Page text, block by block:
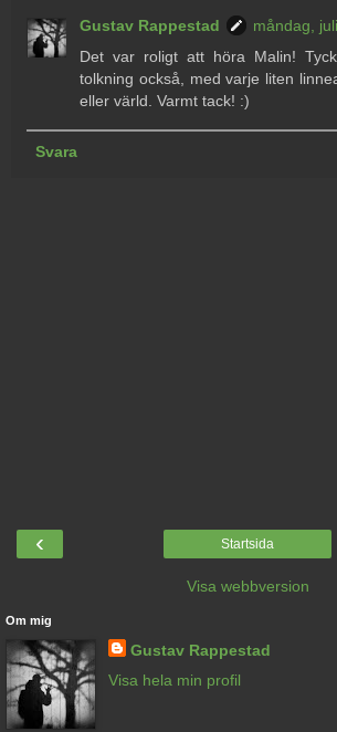
Gustav Rappestad
måndag,
Det var roligt att höra Malin!
tolkning också, med varje liten
eller värld. Varmt tack! :)
Svara
‹ Startsida
Visa webbversion
Om mig
Gustav Rappestad
Visa hela min profil